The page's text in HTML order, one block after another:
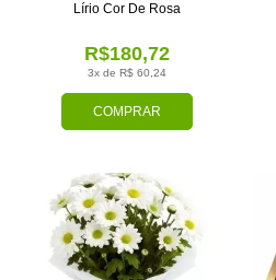
COMPRAR
3x de R$ 60,24
R$180,72
Lírio Cor De Rosa